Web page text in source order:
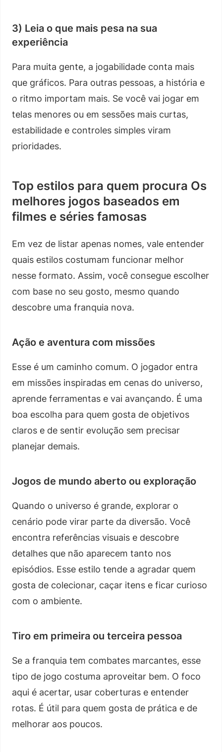
3) Leia o que mais pesa na sua
experiência
Para muita gente, a jogabilidade conta mais
que gráficos. Para outras pessoas, a história e
o ritmo importam mais. Se você vai jogar em
telas menores ou em sessões mais curtas,
estabilidade e controles simples viram
prioridades.
Top estilos para quem procura Os
melhores jogos baseados em
filmes e séries famosas
Em vez de listar apenas nomes, vale entender
quais estilos costumam funcionar melhor
nesse formato. Assim, você consegue escolher
com base no seu gosto, mesmo quando
descobre uma franquia nova.
Ação e aventura com missões
Esse é um caminho comum. O jogador entra
em missões inspiradas em cenas do universo,
aprende ferramentas e vai avançando. É uma
boa escolha para quem gosta de objetivos
claros e de sentir evolução sem precisar
planejar demais.
Jogos de mundo aberto ou exploração
Quando o universo é grande, explorar o
cenário pode virar parte da diversão. Você
encontra referências visuais e descobre
detalhes que não aparecem tanto nos
episódios. Esse estilo tende a agradar quem
gosta de colecionar, caçar itens e ficar curioso
com o ambiente.
Tiro em primeira ou terceira pessoa
Se a franquia tem combates marcantes, esse
tipo de jogo costuma aproveitar bem. O foco
aqui é acertar, usar coberturas e entender
rotas. É útil para quem gosta de prática e de
melhorar aos poucos.